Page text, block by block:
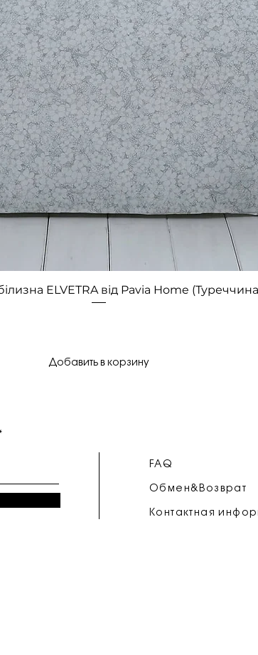
Быстрый просмотр
ELVETRA від Pavia Home
Добавить в корзину
FAQ
Обмен&Возврат
Контактная